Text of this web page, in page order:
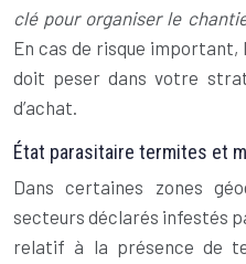
clé pour organiser le
En cas de risque important,
doit peser dans votre
d’achat.
État parasitaire termites et
Dans certaines zones
secteurs déclarés infestés
relatif à la présence de